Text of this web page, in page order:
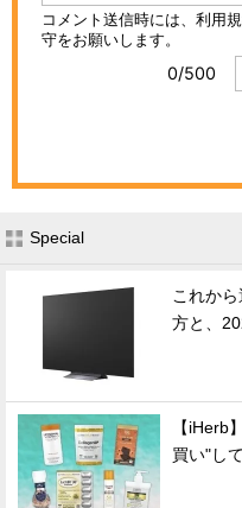
Special
これか
方と、
【iHerb
買い"し